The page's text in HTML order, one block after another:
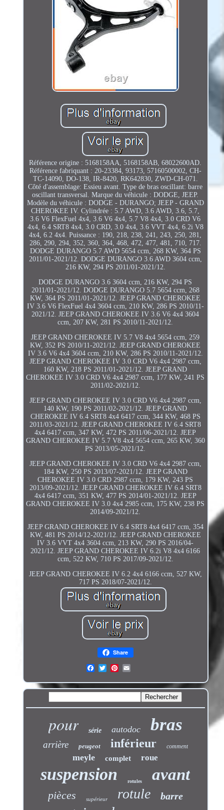
Référence origine : 5168158AA, 5168158AB, 68022600AD.
Référence fabriquant : 20-23384, 93173, 57160500002, CH-
TC-14090, DO-138, IR-8420, RK642830, ZWD-CH-071.
Côté d'assemblage: Essieu avant. Type de bras oscillant: barre
oscillant transversal. Marque du véhicule : DODGE, JEEP.
Modèle du véhicule : DODGE - DURANGO; JEEP - GRAND
CHEROKEE IV. Cylindrée : 5.7 AWD, 3.6 AWD, 3.6, 5.7,
3.6 V6 FlexFuel 4x4, 3.6 V6 4x4, 5.7 V8 4x4, 3.0 CRD V6
4x4, 6.4 SRT8 4x4, 3.0 CRD, 3.0 4x4, 3.6 VVT 4x4, 6.2i V8
4x4, 6.2 4x4. Puissance : 190, 218, 238, 241, 243, 250, 281,
286, 290, 294, 352, 360, 364, 468, 472, 477, 481, 710, 717.
DODGE DURANGO 5.7 AWD 5654 ccm, 268 KW, 364 PS
2011/01-2021/12. DODGE DURANGO 3.6 AWD 3604 ccm,
216 KW, 294 PS 2011/01-2021/12.
DODGE DURANGO 3.6 3604 ccm, 216 KW, 294 PS
2011/01-2021/12. DODGE DURANGO 5.7 5654 ccm, 268
KW, 364 PS 2011/01-2021/12. JEEP GRAND CHEROKEE
IV 3.6 V6 FlexFuel 4x4 3604 ccm, 210 KW, 286 PS 2010/11-
2021/12. JEEP GRAND CHEROKEE IV 3.6 V6 4x4 3604
ccm, 207 KW, 281 PS 2010/11-2021/12.
JEEP GRAND CHEROKEE IV 5.7 V8 4x4 5654 ccm, 259
KW, 352 PS 2010/11-2021/12. JEEP GRAND CHEROKEE
IV 3.6 V6 4x4 3604 ccm, 210 KW, 286 PS 2010/11-2021/12.
JEEP GRAND CHEROKEE IV 3.0 CRD V6 4x4 2987 ccm,
160 KW, 218 PS 2011/01-2021/12. JEEP GRAND
CHEROKEE IV 3.0 CRD V6 4x4 2987 ccm, 177 KW, 241 PS
2011/02-2021/12.
JEEP GRAND CHEROKEE IV 3.0 CRD V6 4x4 2987 ccm,
140 KW, 190 PS 2011/02-2021/12. JEEP GRAND
CHEROKEE IV 6.4 SRT8 4x4 6417 ccm, 344 KW, 468 PS
2011/03-2021/12. JEEP GRAND CHEROKEE IV 6.4 SRT8
4x4 6417 ccm, 347 KW, 472 PS 2011/06-2021/12. JEEP
GRAND CHEROKEE IV 5.7 V8 4x4 5654 ccm, 265 KW, 360
PS 2013/05-2021/12.
JEEP GRAND CHEROKEE IV 3.0 CRD V6 4x4 2987 ccm,
184 KW, 250 PS 2013/07-2021/12. JEEP GRAND
CHEROKEE IV 3.0 CRD 2987 ccm, 179 KW, 243 PS
2013/09-2021/12. JEEP GRAND CHEROKEE IV 6.4 SRT8
4x4 6417 ccm, 351 KW, 477 PS 2014/01-2021/12. JEEP
GRAND CHEROKEE IV 3.0 4x4 2985 ccm, 175 KW, 238 PS
2014/09-2021/12.
JEEP GRAND CHEROKEE IV 6.4 SRT8 4x4 6417 ccm, 354
KW, 481 PS 2014/12-2021/12. JEEP GRAND CHEROKEE
IV 3.6 VVT 4x4 3604 ccm, 213 KW, 290 PS 2016/04-
2021/12. JEEP GRAND CHEROKEE IV 6.2i V8 4x4 6166
ccm, 522 KW, 710 PS 2017/09-2021/12.
JEEP GRAND CHEROKEE IV 6.2 4x4 6166 ccm, 527 KW,
717 PS 2018/07-2021/12.
Share
pour série autodoc bras
arrière peugeot inférieur comment
meyle complet roue
suspension rotules avant
pièces supérieur rotule barre